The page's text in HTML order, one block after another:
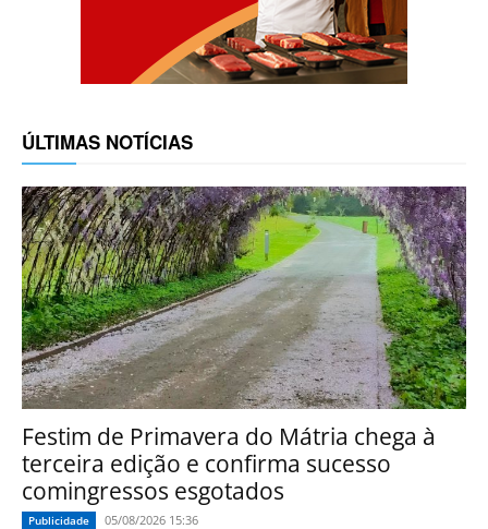
ÚLTIMAS NOTÍCIAS
Festim de Primavera do Mátria chega à
terceira edição e confirma sucesso
comingressos esgotados
Publicidade 05/08/2026 15:36